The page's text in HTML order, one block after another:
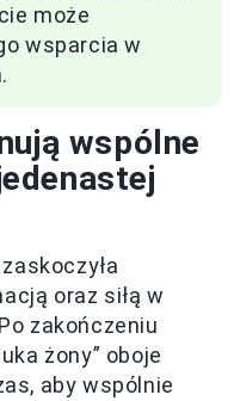
może
wsparcia w
wspólne
oraz siłą w
zakończeniu
żony” oboje
aby wspólnie